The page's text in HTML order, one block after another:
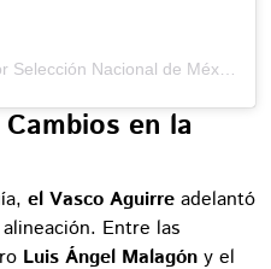
en la
el Vasco Aguirre adelantó
Entre las
Luis Ángel Malagón y el